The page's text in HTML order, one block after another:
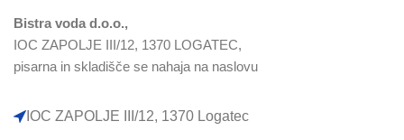
Bistra voda d.o.o.,
IOC ZAPOLJE III/12, 1370 LOGATEC,
pisarna in skladišče se nahaja na naslovu
IOC ZAPOLJE III/12, 1370 Logatec​